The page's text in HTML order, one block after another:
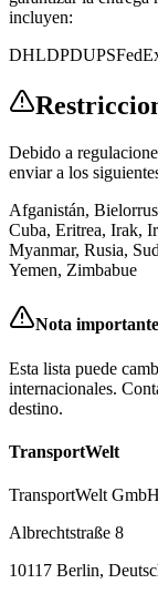
incluyen:
DHLDPDUPS
Debido a
enviar a los
Afganistán,
Cuba, Eritrea, Irak,
Myanmar, Rusia,
Yemen, Zimbabue
Nota importante
Esta lista puede
internacionales.
destino.
TransportWelt
TransportWelt GmbH
Albrechtstraße 8
10117 Berlin,